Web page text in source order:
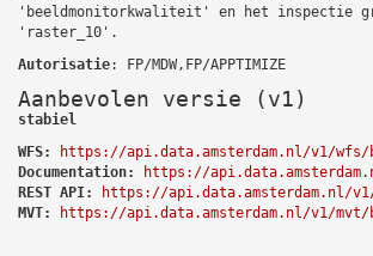
'beeldmonitorkwaliteit' en het inspectie
'raster_10'.
Autorisatie: FP/MDW,FP/APPTIMIZE
Aanbevolen versie (v1)
stabiel
WFS:
https://api.data.amsterdam.nl/v1/wfs/
Documentation:
https://
REST API:
https://api.data.amsterdam.nl/
MVT:
https://api.data.amsterdam.nl/v1/mvt/